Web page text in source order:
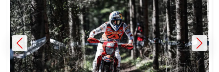
Previous Next